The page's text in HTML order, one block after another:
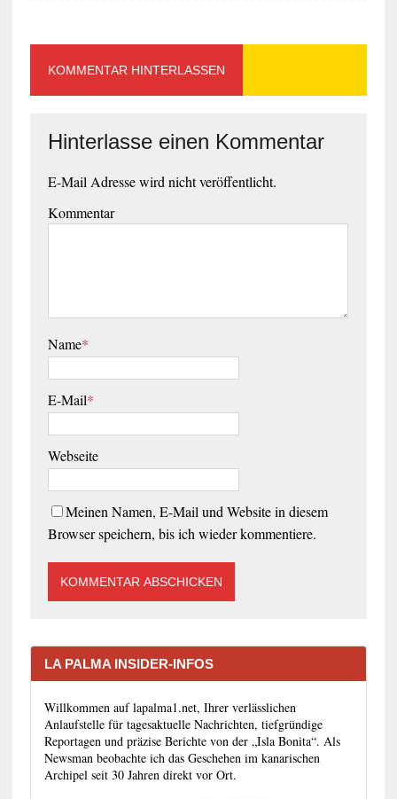
KOMMENTAR HINTERLASSEN
Hinterlasse einen Kommentar
E-Mail Adresse wird nicht veröffentlicht.
Kommentar
Name*
E-Mail*
Webseite
Meinen Namen, E-Mail und Website in diesem
Browser speichern, bis ich wieder kommentiere.
LA PALMA INSIDER-INFOS
Willkommen auf lapalma1.net, Ihrer verlässlichen
Anlaufstelle für tagesaktuelle Nachrichten, tiefgründige
Reportagen und präzise Berichte von der „Isla Bonita“. Als
Newsman beobachte ich das Geschehen im kanarischen
Archipel seit 30 Jahren direkt vor Ort.